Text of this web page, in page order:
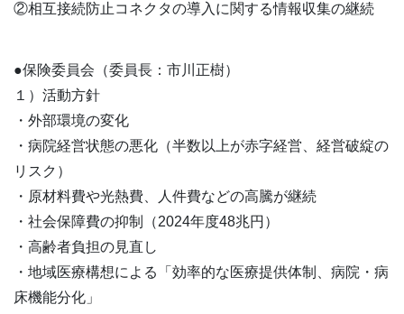
②相互接続防止コネクタの導入に関する情報収集の継続
●保険委員会（委員長：市川正樹）
１）活動方針
・外部環境の変化
・病院経営状態の悪化（半数以上が赤字経営、経営破綻の
リスク）
・原材料費や光熱費、人件費などの高騰が継続
・社会保障費の抑制（2024年度48兆円）
・高齢者負担の見直し
・地域医療構想による「効率的な医療提供体制、病院・病
床機能分化」